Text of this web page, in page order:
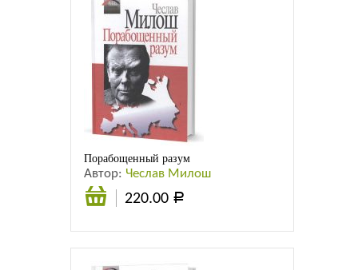
Порабощенный разум
Автор: Чеслав Милош
220.00 Р